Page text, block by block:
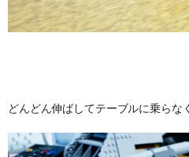
どんどん伸ばしてテーブルに乗らな